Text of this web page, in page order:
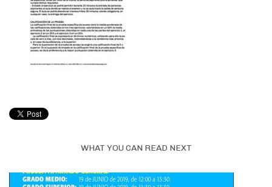
WHAT YOU CAN READ NEXT